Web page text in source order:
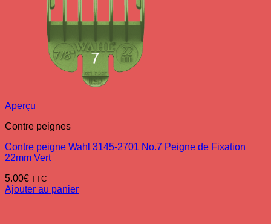
Aperçu
Contre peignes
Contre peigne Wahl 3145-2701 No.7 Peigne de Fixation
22mm Vert
5.00€ TTC
Ajouter au panier